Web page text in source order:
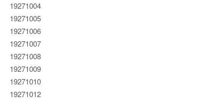
19271004
19271005
19271006
19271007
19271008
19271009
19271010
19271012